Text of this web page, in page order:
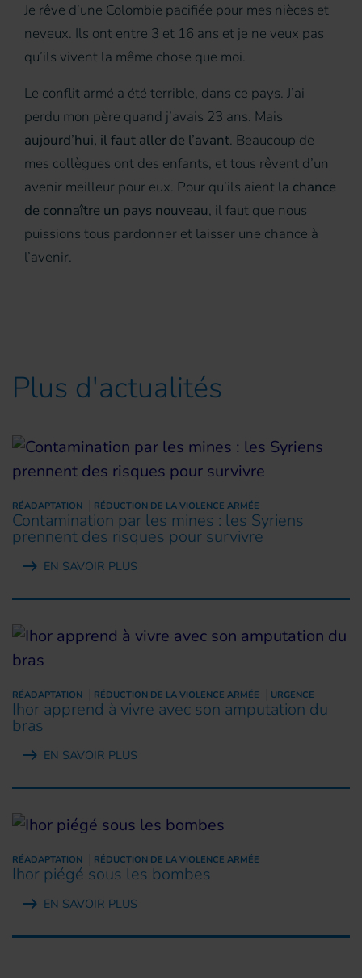
Je rêve d’une Colombie pacifiée pour mes nièces et
neveux. Ils ont entre 3 et 16 ans et je ne veux pas
qu’ils vivent la même chose que moi.
Le conflit armé a été terrible, dans ce pays. J’ai
perdu mon père quand j’avais 23 ans. Mais
aujourd’hui, il faut aller de l’avant. Beaucoup de
mes collègues ont des enfants, et tous rêvent d’un
avenir meilleur pour eux. Pour qu’ils aient la chance
de connaître un pays nouveau, il faut que nous
puissions tous pardonner et laisser une chance à
l’avenir.
Plus d'actualités
RÉADAPTATION RÉDUCTION DE LA VIOLENCE ARMÉE
Contamination par les mines : les Syriens
prennent des risques pour survivre
EN SAVOIR PLUS
RÉADAPTATION RÉDUCTION DE LA VIOLENCE ARMÉE URGENCE
Ihor apprend à vivre avec son amputation du
bras
EN SAVOIR PLUS
RÉADAPTATION RÉDUCTION DE LA VIOLENCE ARMÉE
Ihor piégé sous les bombes
EN SAVOIR PLUS